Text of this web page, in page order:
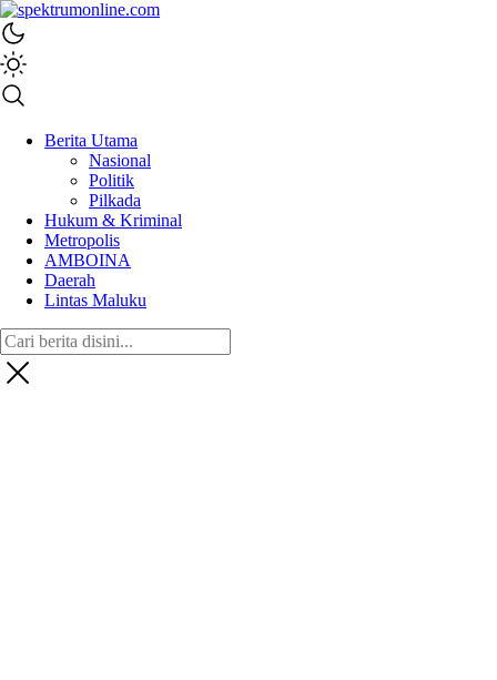
spektrumonline.com
Berita Utama
Nasional
Politik
Pilkada
Hukum & Kriminal
Metropolis
AMBOINA
Daerah
Lintas Maluku